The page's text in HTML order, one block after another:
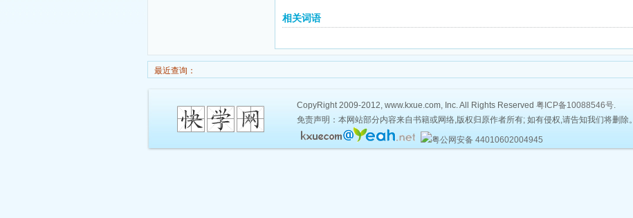
相关词语
最近查询：
CopyRight 2009-2012, www.kxue.com, Inc. All Rights Reserved 粤ICP备10088546号.
免责声明：本网站部分内容来自书籍或网络,版权归原作者所有; 如有侵权,请告知我们将删除。
粤公网安备 44010602004945